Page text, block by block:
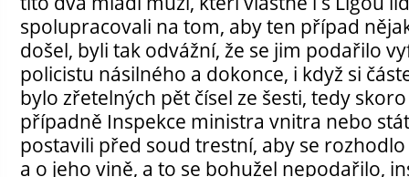
spolupracovali na tom, aby ten případ
došel, byli tak odvážní, že se jim podařilo
policistu násilného a dokonce, i když si
bylo zřetelných pět čísel ze šesti, tedy
případně Inspekce ministra vnitra nebo
postavili před soud trestní, aby se
a o jeho vině, a to se bohužel nepodařilo,